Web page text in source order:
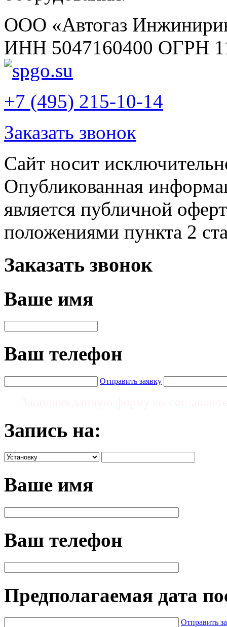
ООО «Автогаз
ИНН 5047160400 ОГРН
+7 (495) 215-10-14
Заказать звонок
Сайт носит
Опубликованная
является публичной
положениями пункта 2
Заказать звонок
Ваше имя
Ваш телефон
Отправить заявку
Запись на:
Ваше имя
Ваш телефон
Предполагаемая дата
Отправить